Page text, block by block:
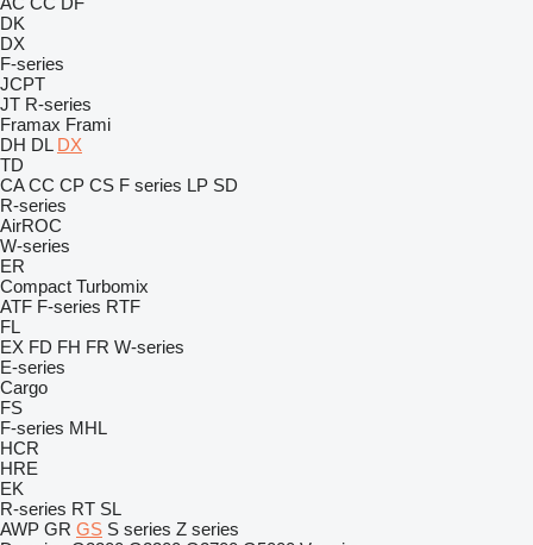
DK
DX
F-series
JCPT
JT R-series
Framax Frami
DH DL DX
TD
CA CC CP CS F series LP SD
R-series
AirROC
W-series
ER
Compact Turbomix
ATF F-series RTF
FL
EX FD FH FR W-series
E-series
Cargo
FS
F-series MHL
HCR
HRE
EK
R-series RT SL
AWP GR GS S series Z series